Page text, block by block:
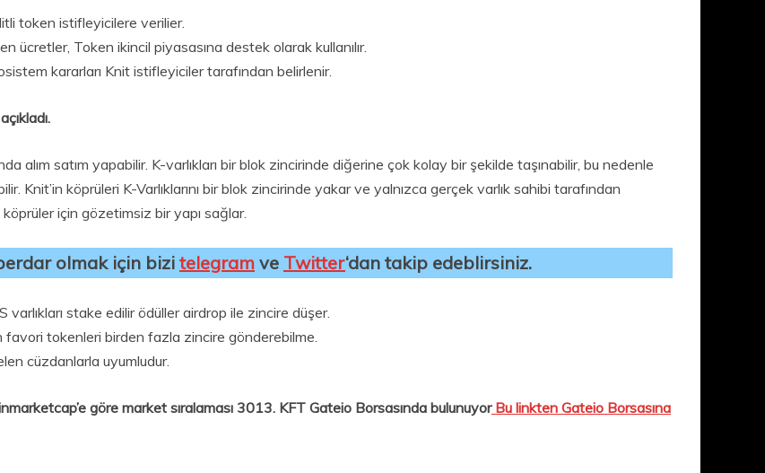
token istifleyicilere verilier.
ücretler, Token ikincil piyasasına destek olarak kullanılır.
kararları Knit istifleyiciler tarafından belirlenir.
alım satım yapabilir. K-varlıkları bir blok zincirinde diğerine çok kolay bir şekilde taşınabilir, bu nedenle
Knit’in köprüleri K-Varlıklarını bir blok zincirinde yakar ve yalnızca gerçek varlık sahibi tarafından
için gözetimsiz bir yapı sağlar.
olmak için bizitelegram ve Twitter‘dan takip edeblirsiniz.
stake edilir ödüller airdrop ile zincire düşer.
tokenleri birden fazla zincire gönderebilme.
cüzdanlarla uyumludur.
göre market sıralaması 3013. KFT Gateio Borsasında bulunuyorBu linkten Gateio Borsasına